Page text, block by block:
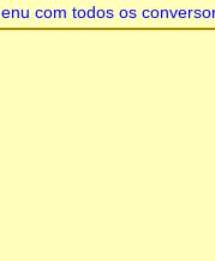
com todos os